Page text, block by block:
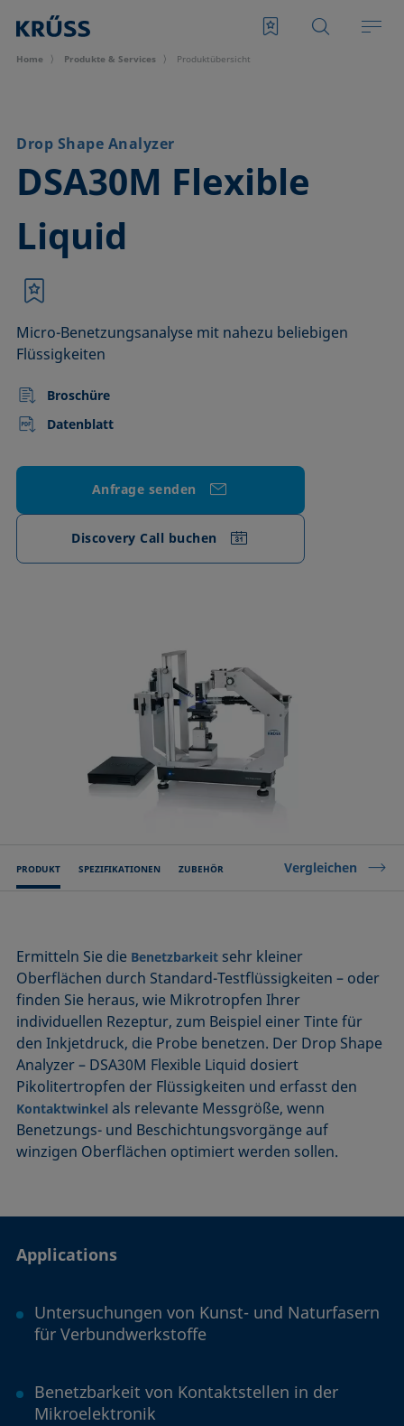
Home Produkte & Services Produktübersicht
Drop Shape Analyzer
DSA30M Flexible
Liquid
–
Micro-Benetzungsanalyse mit nahezu beliebigen
Flüssigkeiten
Broschüre
Datenblatt
Anfrage senden
Discovery Call buchen
PRODUKT SPEZIFIKATIONEN ZUBEHÖR Vergleichen
Ermitteln Sie die Benetzbarkeit sehr kleiner
Oberflächen durch Standard-Testflüssigkeiten – oder
finden Sie heraus, wie Mikrotropfen Ihrer
individuellen Rezeptur, zum Beispiel einer Tinte für
den Inkjetdruck, die Probe benetzen. Der Drop Shape
Analyzer – DSA30M Flexible Liquid dosiert
Pikolitertropfen der Flüssigkeiten und erfasst den
Kontaktwinkel als relevante Messgröße, wenn
Benetzungs- und Beschichtungsvorgänge auf
winzigen Oberflächen optimiert werden sollen.
Applications
Untersuchungen von Kunst- und Naturfasern
für Verbundwerkstoffe
Benetzbarkeit von Kontaktstellen in der
Mikroelektronik